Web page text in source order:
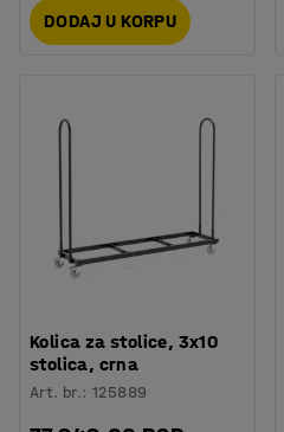
DODAJ U KORPU
Kolica za stolice, 3x10
stolica, crna
Art. br.:125889